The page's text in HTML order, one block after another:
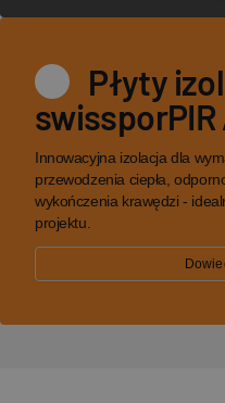
Płyty
swissporPIR
Innowacyjna izolacja dla
przewodzenia ciepła,
wykończenia krawędzi -
projektu.